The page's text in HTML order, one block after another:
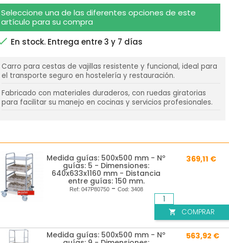
Seleccione una de las diferentes opciones de este
artículo para su compra
En stock. Entrega entre 3 y 7 días
Carro para cestas de vajillas resistente y funcional, ideal para
el transporte seguro en hostelería y restauración.
Fabricado con materiales duraderos, con ruedas giratorias
para facilitar su manejo en cocinas y servicios profesionales.
Medida guías: 500x500 mm - Nº
guías: 5 - Dimensiones:
640x633x1160 mm - Distancia
entre guías: 150 mm.
Ref: 047P80750- Cod: 3408
369,11 €
 COMPRAR
Medida guías: 500x500 mm - Nº 563,92 €